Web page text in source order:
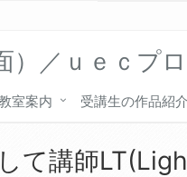
／ｕｅｃプ
室案内 受講生の作品紹介
て講師